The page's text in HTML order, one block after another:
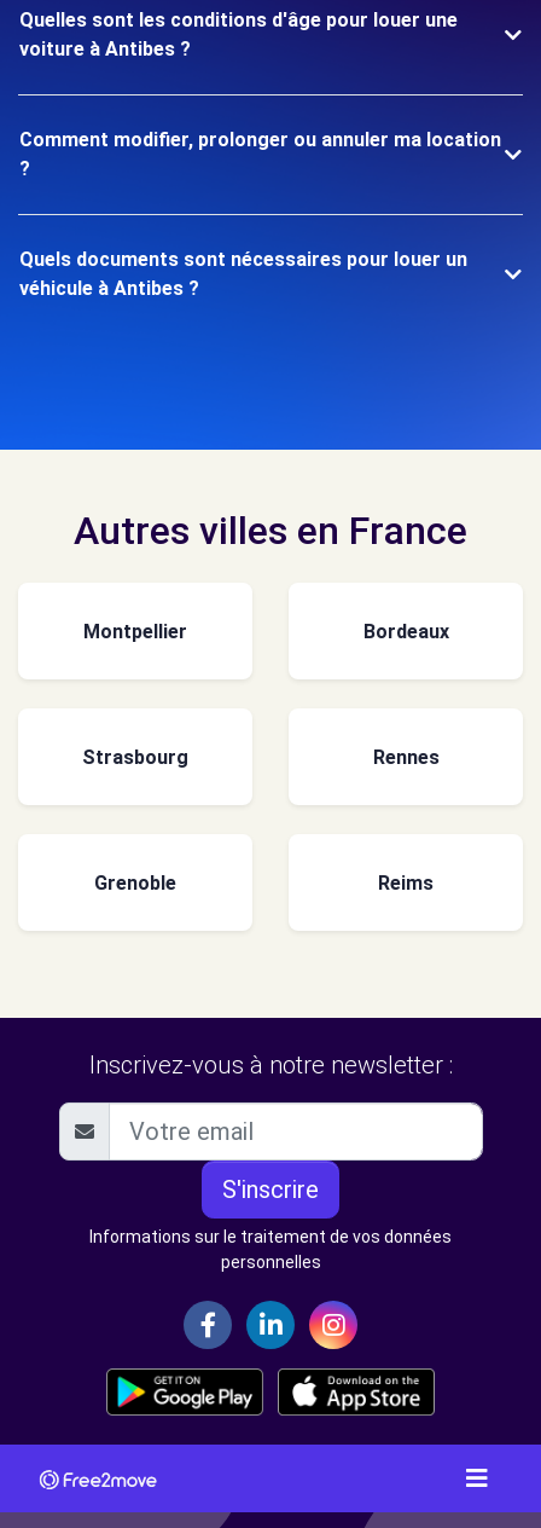
Quelles sont les conditions d'âge pour louer une
voiture à Antibes ?
Comment modifier, prolonger ou annuler ma location
?
Quels documents sont nécessaires pour louer un
véhicule à Antibes ?
Autres villes en France
Montpellier Bordeaux
Strasbourg Rennes
Grenoble Reims
Inscrivez-vous à notre newsletter :
S'inscrire
Informations sur le traitement de vos données
personnelles